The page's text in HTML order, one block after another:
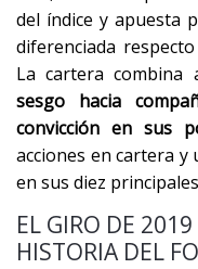
del índice y apuesta
diferenciada
La cartera combina
sesgo hacia
convicción en sus
acciones en cartera y
en sus diez
EL GIRO DE
HISTORIA DEL